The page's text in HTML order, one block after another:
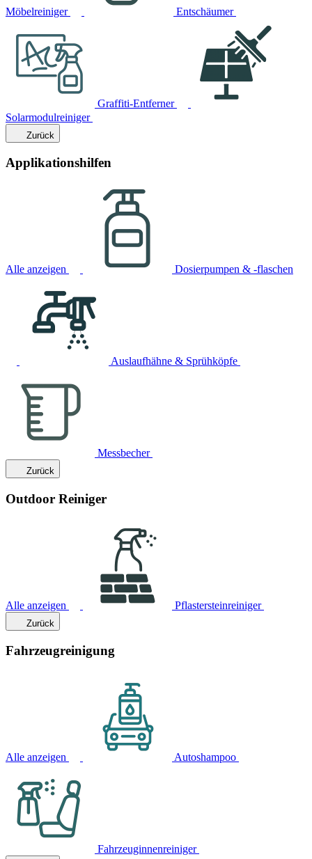
Möbelreiniger Entschäumer
Graffiti-Entferner
Solarmodulreiniger
Zurück
Applikationshilfen
Alle anzeigen Dosierpumpen & -flaschen
Auslaufhähne & Sprühköpfe
Messbecher
Zurück
Outdoor Reiniger
Alle anzeigen Pflastersteinreiniger
Zurück
Fahrzeugreinigung
Alle anzeigen Autoshampoo
Fahrzeuginnenreiniger